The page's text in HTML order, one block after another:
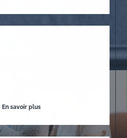
En savoir plus